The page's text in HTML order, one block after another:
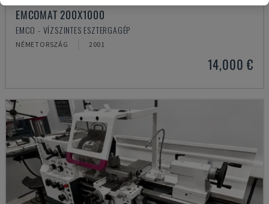
EMCOMAT 200X1000
EMCO - VÍZSZINTES ESZTERGAGÉP
NÉMETORSZÁG 2001
14,000 €